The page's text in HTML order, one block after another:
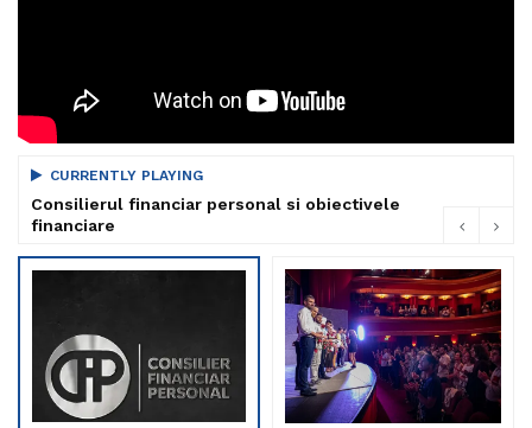
CURRENTLY PLAYING
Consilierul financiar personal si obiectivele
financiare